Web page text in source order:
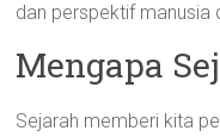
dan perspektif manusia
Mengapa
Sejarah memberi kita